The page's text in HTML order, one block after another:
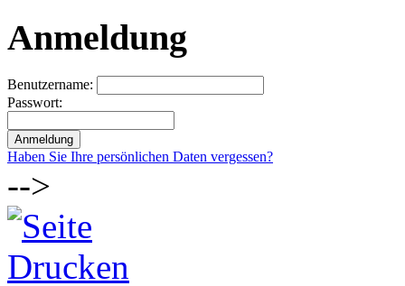
Anmeldung
Benutzername:
Passwort:
Haben Sie Ihre persönlichen Daten vergessen?
-->